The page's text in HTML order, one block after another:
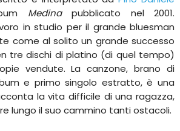
Medinapubblicato nel 2001.
in studio per il grande bluesman
come al solito un grande successo
tre dischi di platino (di quel tempo)
vendute. La canzone, brano di
e primo singolo estratto, è una
la vita difficile di una ragazza,
lungo il suo cammino tanti ostacoli.